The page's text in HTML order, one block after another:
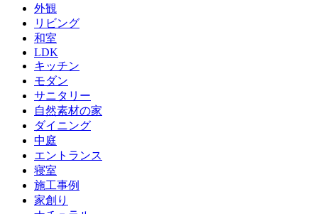
外観
リビング
和室
LDK
キッチン
モダン
サニタリー
自然素材の家
ダイニング
中庭
エントランス
寝室
施工事例
家創り